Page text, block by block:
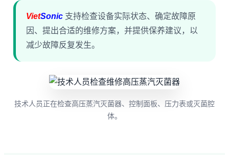
VietSonic 支持检查设备实际状态、确定故障原
因、提出合适的维修方案，并提供保养建议，以
减少故障反复发生。
技术人员正在检查高压蒸汽灭菌器、控制面板、压力表或灭菌腔
体。